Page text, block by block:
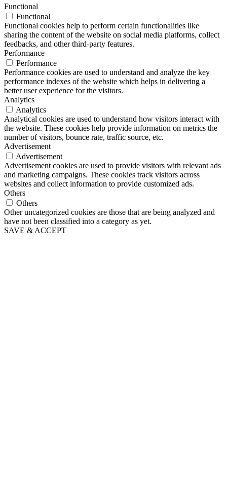
Functional
Functional
Functional cookies help to perform certain functionalities like
sharing the content of the website on social media platforms, collect
feedbacks, and other third-party features.
Performance
Performance
Performance cookies are used to understand and analyze the key
performance indexes of the website which helps in delivering a
better user experience for the visitors.
Analytics
Analytics
Analytical cookies are used to understand how visitors interact with
the website. These cookies help provide information on metrics the
number of visitors, bounce rate, traffic source, etc.
Advertisement
Advertisement
Advertisement cookies are used to provide visitors with relevant ads
and marketing campaigns. These cookies track visitors across
websites and collect information to provide customized ads.
Others
Others
Other uncategorized cookies are those that are being analyzed and
have not been classified into a category as yet.
SAVE & ACCEPT